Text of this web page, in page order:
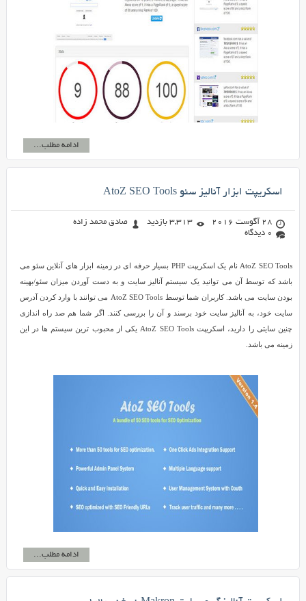
ادامه مطلب...
اسکریپت ابزار آنالیز سئو AtoZ SEO Tools
28 آگوست 2016 3,313 بازدید
صادق محمد زاده
0 دیدگاه
AtoZ SEO Tools نام یک اسکریپت PHP بسیار حرفه ای در زمینه ابزار های آنلاین سئو می
باشد که توسط آن می توانید یک سیستم آنالیز سایت و به دست آوردن میزان سئو/بهینه
بودن سایت می باشد. کاربران شما توسط AtoZ SEO Tools می توانند با وارد کردن آدرس
سایت خود، به آنالیز سایت خود برسند و آن را بررسی کنند. اگر شما هم صد راه اندازی
چنین سایتی را دارید، اسکریپت AtoZ SEO Tools یکی از محبوب ترین سیستم ها در این
زمینه می باشد.
ادامه مطلب...